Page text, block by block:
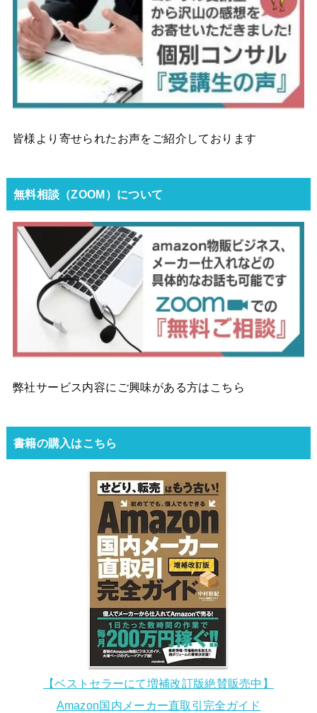
皆様より寄せられたお声をご紹介しております
無料相談（ZOOM）について
弊社サービス内容にご興味がある方はこちら
書籍の購入はこちら
【ベストセラーにて増補改訂版絶賛販売中】
Amazon国内メーカー直取引完全ガイド